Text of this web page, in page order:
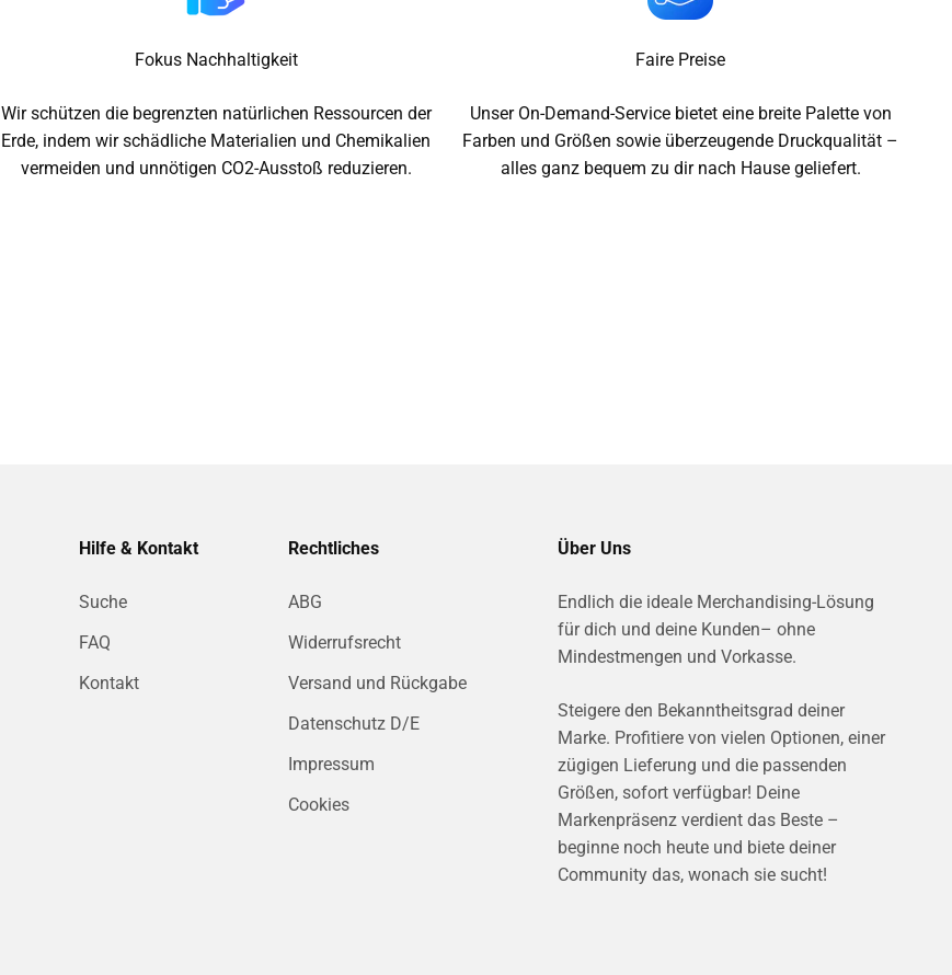
Fokus Nachhaltigkeit
Wir schützen die begrenzten natürlichen Ressourcen der
Erde, indem wir schädliche Materialien und Chemikalien
vermeiden und unnötigen CO2-Ausstoß reduzieren.
Faire Preise
Unser On-Demand-Service bietet eine breite Palette von
Farben und Größen sowie überzeugende Druckqualität –
alles ganz bequem zu dir nach Hause geliefert.
Hilfe & Kontakt
Suche
FAQ
Kontakt
Rechtliches
ABG
Widerrufsrecht
Versand und Rückgabe
Datenschutz D/E
Impressum
Cookies
Über Uns
Endlich die ideale Merchandising-Lösung
für dich und deine Kunden– ohne
Mindestmengen und Vorkasse.
Steigere den Bekanntheitsgrad deiner
Marke. Profitiere von vielen Optionen, einer
zügigen Lieferung und die passenden
Größen, sofort verfügbar! Deine
Markenpräsenz verdient das Beste –
beginne noch heute und biete deiner
Community das, wonach sie sucht!